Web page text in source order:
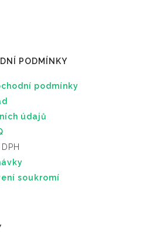
PODMÍNKY
podmínky
údajů
soukromí